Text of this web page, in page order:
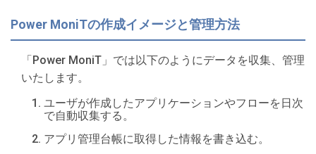
Power MoniTの作成イメージと管理方法
「Power MoniT」では以下のようにデータを収集、管理
いたします。
ユーザが作成したアプリケーションやフローを日次
で自動収集する。
アプリ管理台帳に取得した情報を書き込む。